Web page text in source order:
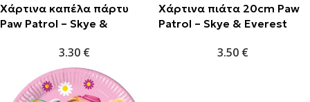
Χάρτινα καπέλα πάρτυ
Paw Patrol – Skye &
3.30 €
Χάρτινα πιάτα 20cm Paw
Patrol – Skye & Everest
3.50 €